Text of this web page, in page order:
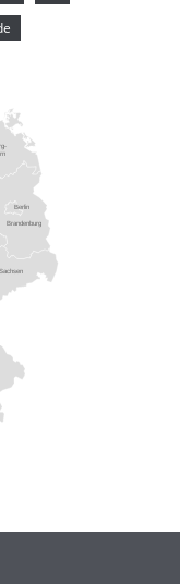
Brandenburg
Sachsen
Berlin